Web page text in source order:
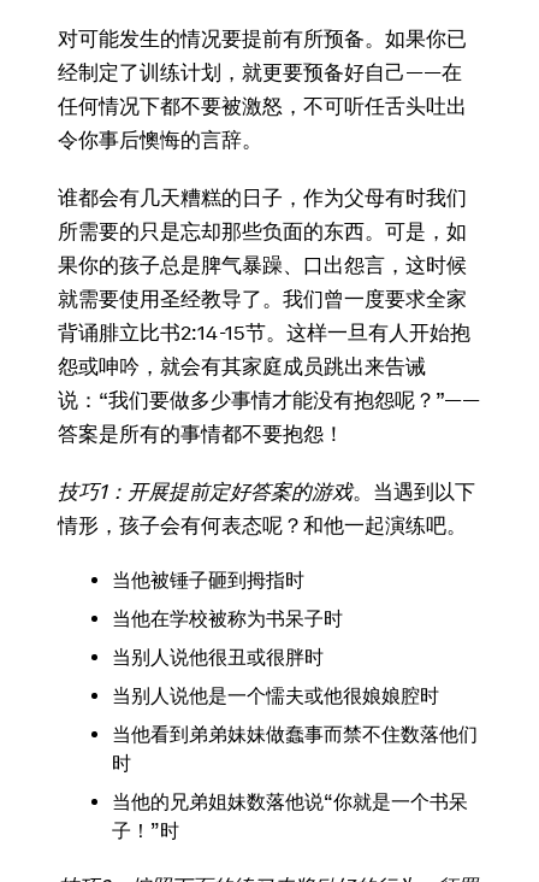
对可能发生的情况要提前有所预备。如果你已
经制定了训练计划，就更要预备好自己——在
任何情况下都不要被激怒，不可听任舌头吐出
令你事后懊悔的言辞。
谁都会有几天糟糕的日子，作为父母有时我们
所需要的只是忘却那些负面的东西。可是，如
果你的孩子总是脾气暴躁、口出怨言，这时候
就需要使用圣经教导了。我们曾一度要求全家
背诵腓立比书2:14-15节。这样一旦有人开始抱
怨或呻吟，就会有其家庭成员跳出来告诫
说：“我们要做多少事情才能没有抱怨呢？”——
答案是所有的事情都不要抱怨！
技巧1：开展提前定好答案的游戏。当遇到以下
情形，孩子会有何表态呢？和他一起演练吧。
当他被锤子砸到拇指时
当他在学校被称为书呆子时
当别人说他很丑或很胖时
当别人说他是一个懦夫或他很娘娘腔时
当他看到弟弟妹妹做蠢事而禁不住数落他们
时
当他的兄弟姐妹数落他说“你就是一个书呆
子！”时